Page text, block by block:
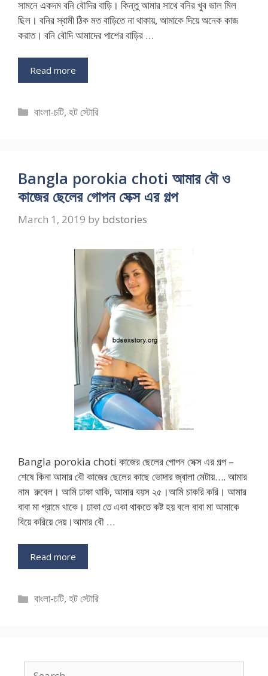
সামনে একদম বনি বৌদির বাড়ি। কিন্তু আমার সাথে বনির খুব ভাল মিল
ছিল। বনির স্বামী ঠিক মত বাড়িতে না থাকায়, আমাকে দিয়ে অনেক কাজ
করাত। বনি বৌদি আমাদের পাশের বাড়ির …
Read more
Categories
বাংলা-চটি,হট স্টোরি
Bangla porokia choti আমার বৌ ও
কাজের ছেলের গোপন সেক্স এর গল্প
March 1, 2019 by bdstories
Bangla porokia choti কাজের ছেলের গোপন সেক্স এর গল্প –
শেষে কিনা আমার বৌ কাজের ছেলের কাছে ভোদার জ্বালা মেটায়…. আমার
নাম রুবেল। আমি ঢাকা থাকি, আমার বয়স ২৫।আমি চাকরি করি। আমার
বাবা মা গ্রামে থাকে। ঢাকা তে একা থাকতে কষ্ট হয় বলে বাবা মা আমাকে
বিয়ে করিয়ে দেয়।আমার বৌ …
Read more
Categories
বাংলা-চটি,হট স্টোরি